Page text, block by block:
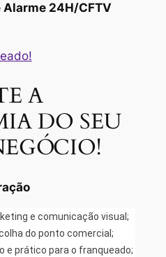
24H/CFTV
A
DO SEU
e comunicação visual;
do ponto comercial;
e prático para o franqueado;